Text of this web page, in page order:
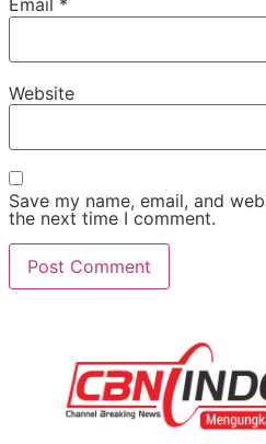
Email *
Website
Save my name, email, and
the next time I comment.